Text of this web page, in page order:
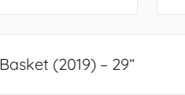
(2019) – 29”